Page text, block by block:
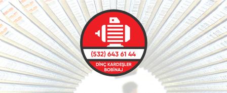
Skip
to
content